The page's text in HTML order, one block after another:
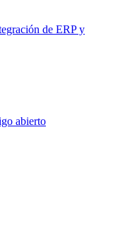
de ERP y
abierto